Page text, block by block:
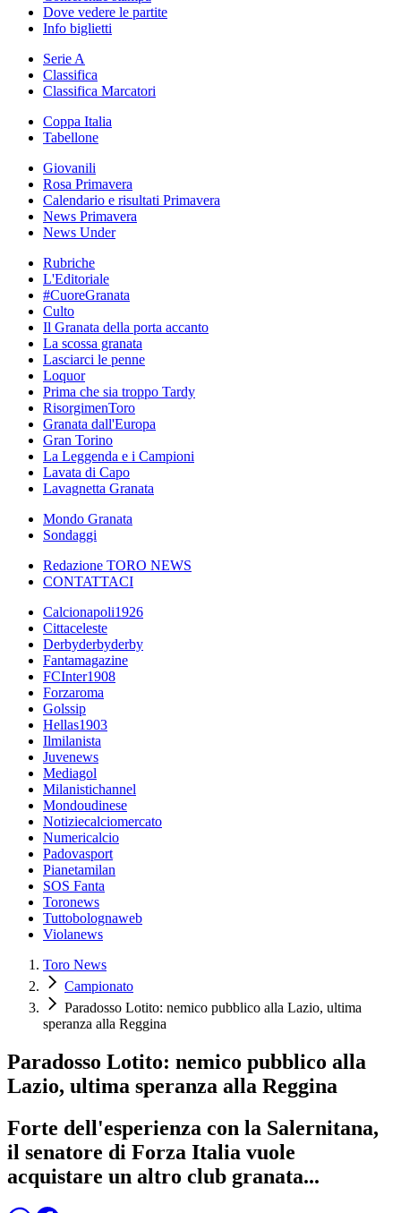
Dove vedere le partite
Info biglietti
Serie A
Classifica
Classifica Marcatori
Coppa Italia
Tabellone
Giovanili
Rosa Primavera
Calendario e risultati Primavera
News Primavera
News Under
Rubriche
L'Editoriale
#CuoreGranata
Culto
Il Granata della porta accanto
La scossa granata
Lasciarci le penne
Loquor
Prima che sia troppo Tardy
RisorgimenToro
Granata dall'Europa
Gran Torino
La Leggenda e i Campioni
Lavata di Capo
Lavagnetta Granata
Mondo Granata
Sondaggi
Redazione TORO NEWS
CONTATTACI
Calcionapoli1926
Cittaceleste
Derbyderbyderby
Fantamagazine
FCInter1908
Forzaroma
Golssip
Hellas1903
Ilmilanista
Juvenews
Mediagol
Milanistichannel
Mondoudinese
Notiziecalciomercato
Numericalcio
Padovasport
Pianetamilan
SOS Fanta
Toronews
Tuttobolognaweb
Violanews
Toro News
Campionato
Paradosso Lotito: nemico pubblico alla Lazio, ultima
speranza alla Reggina
Paradosso Lotito: nemico pubblico alla
Lazio, ultima speranza alla Reggina
Forte dell'esperienza con la Salernitana,
il senatore di Forza Italia vuole
acquistare un altro club granata...